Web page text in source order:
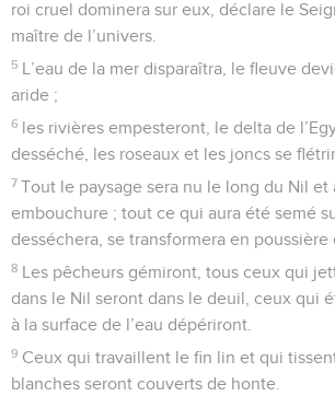
roi cruel dominera sur eux, déclare le
maître de l’univers.
5 L’eau de la mer disparaîtra, le fleuve
aride ;
6 les rivières empesteront, le delta de
desséché, les roseaux et les joncs se
7 Tout le paysage sera nu le long du Nil et
embouchure ; tout ce qui aura été semé
desséchera, se transformera en poussière
8 Les pêcheurs gémiront, tous ceux qui
dans le Nil seront dans le deuil, ceux qui
à la surface de l’eau dépériront.
9 Ceux qui travaillent le fin lin et qui
blanches seront couverts de honte.